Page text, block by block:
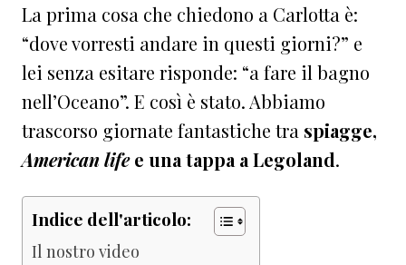
La prima cosa che chiedono a Carlotta è:
“dove vorresti andare in questi giorni?” e
lei senza esitare risponde: “a fare il bagno
nell’Oceano”. E così è stato. Abbiamo
trascorso giornate fantastiche tra spiagge,
American lifee una tappa a Legoland.
Indice dell'articolo:
Il nostro video